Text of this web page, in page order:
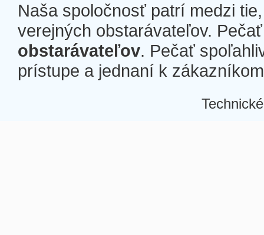
Naša spoločnosť patrí medzi
verejných obstarávateľov.
obstarávateľov. Pečať
prístupe a jednaní k